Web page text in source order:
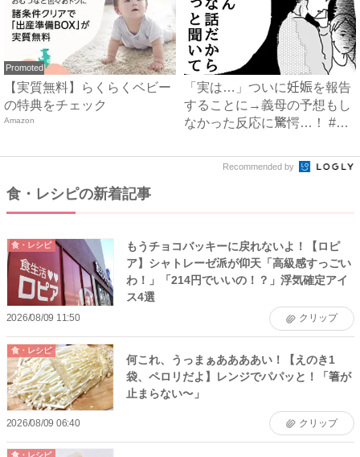
Promoted
【実質無料】らくらくベビー
の特典をチェック
Amazon
「実は…」ついに妊娠を報告
することに→義母の予想もし
なかった反応に驚愕…！ #
Recommended by
食・レシピの新着記事
食・レシピ
もうチョコバッキーに戻れないよ！【ロピ
ア】シャトレーゼ派が仰天「高級感すっごい
わ！」「214円でいいの！？」浮気確定アイ
ス4選
2026/08/09 11:50 クリップ
食・レシピ
何これ、うっまぁああああい！【えのき1
袋、ペロリだよ】レンジでパパッと！「箸が
止まらない〜」
2026/08/09 06:40 クリップ
食・レシピ